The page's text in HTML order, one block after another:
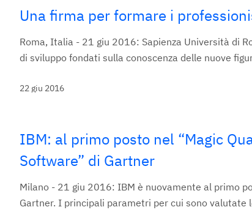
Una firma per formare i
Roma, Italia - 21 giu 2016: Sapienza Università di
di sviluppo fondati sulla conoscenza delle nuove
22 giu 2016
IBM: al primo posto nel “Magic
Software” di Gartner
Milano - 21 giu 2016: IBM è nuovamente al primo
Gartner. I principali parametri per cui sono valutate